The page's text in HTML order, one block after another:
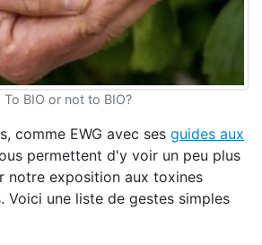
To BIO or not to BIO?
comme EWG avec ses guides aux
permettent d'y voir un peu plus
notre exposition aux toxines
Voici une liste de gestes simples